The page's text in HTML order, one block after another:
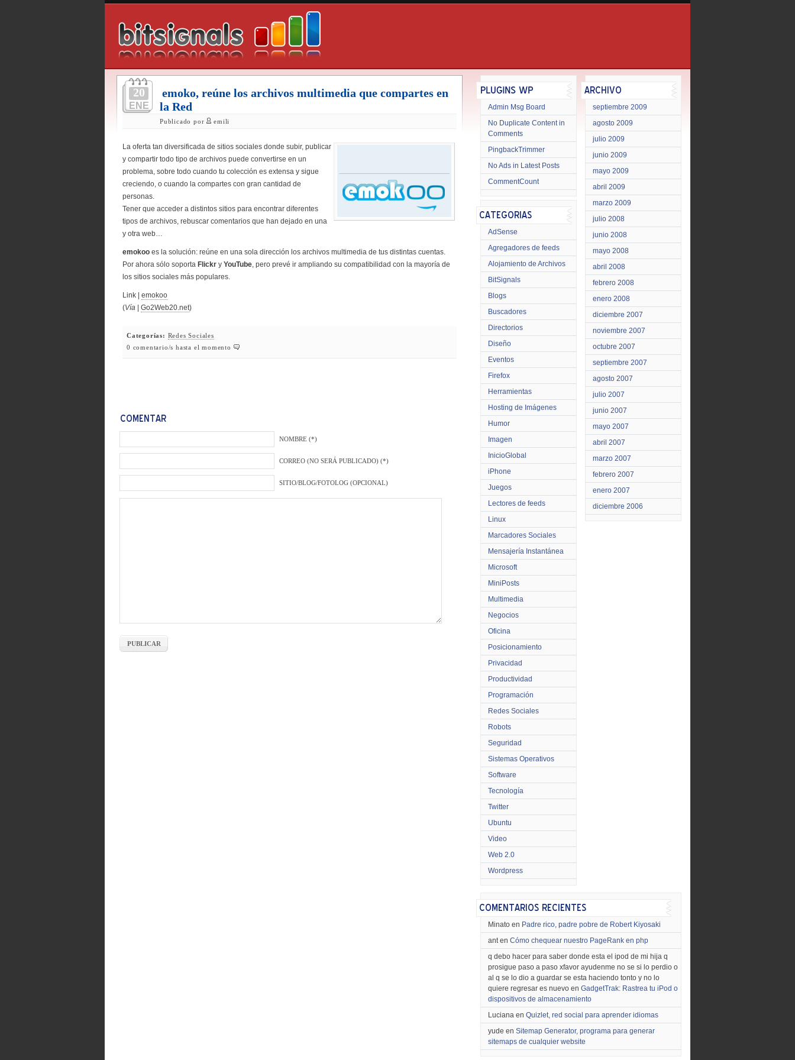
20
ENE
emoko, reúne los archivos multimedia que compartes en
la Red
Publicado por emili
La oferta tan diversificada de sitios sociales donde subir, publicar
y compartir todo tipo de archivos puede convertirse en un
problema, sobre todo cuando tu colección es extensa y sigue
creciendo, o cuando la compartes con gran cantidad de
personas.
Tener que acceder a distintos sitios para encontrar diferentes
tipos de archivos, rebuscar comentarios que han dejado en una
y otra web…
emokoo es la solución: reúne en una sola dirección los archivos multimedia de tus distintas cuentas.
Por ahora sólo soporta Flickr y YouTube, pero prevé ir ampliando su compatibilidad con la mayoría de
los sitios sociales más populares.
Link | emokoo
(Vía Go2Web20.net)
Categorías: Redes Sociales
0 comentario/s hasta el momento
NOMBRE (*)
CORREO (NO SERÁ PUBLICADO) (*)
SITIO/BLOG/FOTOLOG (OPCIONAL)
Admin Msg Board
No Duplicate Content in
Comments
PingbackTrimmer
No Ads in Latest Posts
CommentCount
AdSense
Agregadores de feeds
Alojamiento de Archivos
BitSignals
Blogs
Buscadores
Directorios
Diseño
Eventos
Firefox
Herramientas
Hosting de Imágenes
Humor
Imagen
InicioGlobal
iPhone
Juegos
Lectores de feeds
Linux
Marcadores Sociales
Mensajería Instantánea
Microsoft
MiniPosts
Multimedia
Negocios
Oficina
Posicionamiento
Privacidad
Productividad
Programación
Redes Sociales
Robots
Seguridad
Sistemas Operativos
Software
Tecnología
Twitter
Ubuntu
Video
Web 2.0
Wordpress
septiembre 2009
agosto 2009
julio 2009
junio 2009
mayo 2009
abril 2009
marzo 2009
julio 2008
junio 2008
mayo 2008
abril 2008
febrero 2008
enero 2008
diciembre 2007
noviembre 2007
octubre 2007
septiembre 2007
agosto 2007
julio 2007
junio 2007
mayo 2007
abril 2007
marzo 2007
febrero 2007
enero 2007
diciembre 2006
Minato en Padre rico, padre pobre de Robert Kiyosaki
ant en Cómo chequear nuestro PageRank en php
q debo hacer para saber donde esta el ipod de mi hija q
prosigue paso a paso xfavor ayudenme no se si lo perdio o
al q se lo dio a guardar se esta haciendo tonto y no lo
quiere regresar es nuevo en GadgetTrak: Rastrea tu iPod o
dispositivos de almacenamiento
Luciana en Quizlet, red social para aprender idiomas
yude en Sitemap Generator, programa para generar
sitemaps de cualquier website